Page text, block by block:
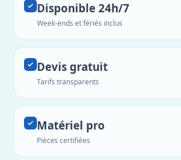
Disponible 24h/7
Week-ends et fériés inclus
Devis gratuit
Tarifs transparents
Matériel pro
Pièces certifiées